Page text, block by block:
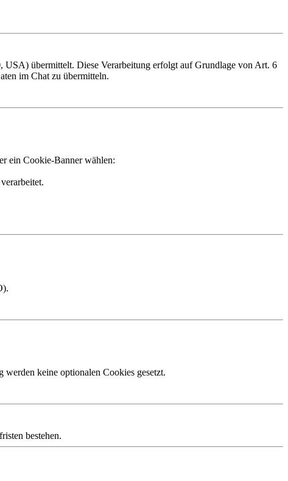
übermittelt. Diese Verarbeitung erfolgt auf Grundlage von Art. 6
im Chat zu übermitteln.
ein Cookie-Banner wählen:
keine optionalen Cookies gesetzt.
bestehen.